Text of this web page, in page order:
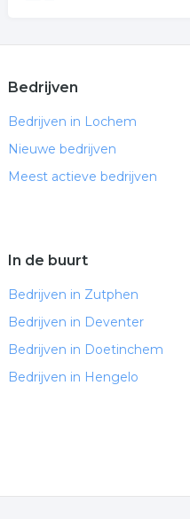
Bedrijven
Bedrijven in Lochem
Nieuwe bedrijven
Meest actieve bedrijven
In de buurt
Bedrijven in Zutphen
Bedrijven in Deventer
Bedrijven in Doetinchem
Bedrijven in Hengelo